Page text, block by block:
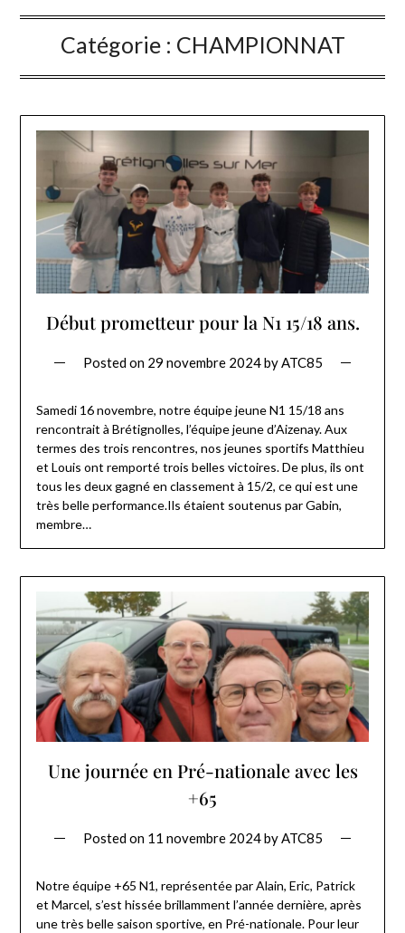
Catégorie : CHAMPIONNAT
Début prometteur pour la N1 15/18 ans.
Posted on 29 novembre 2024byATC85
Samedi 16 novembre, notre équipe jeune N1 15/18 ans
rencontrait à Brétignolles, l’équipe jeune d’Aizenay. Aux
termes des trois rencontres, nos jeunes sportifs Matthieu
et Louis ont remporté trois belles victoires. De plus, ils ont
tous les deux gagné en classement à 15/2, ce qui est une
très belle performance.Ils étaient soutenus par Gabin,
membre…
Une journée en Pré-nationale avec les
+65
Posted on 11 novembre 2024byATC85
Notre équipe +65 N1, représentée par Alain, Eric, Patrick
et Marcel, s’est hissée brillamment l’année dernière, après
une très belle saison sportive, en Pré-nationale. Pour leur